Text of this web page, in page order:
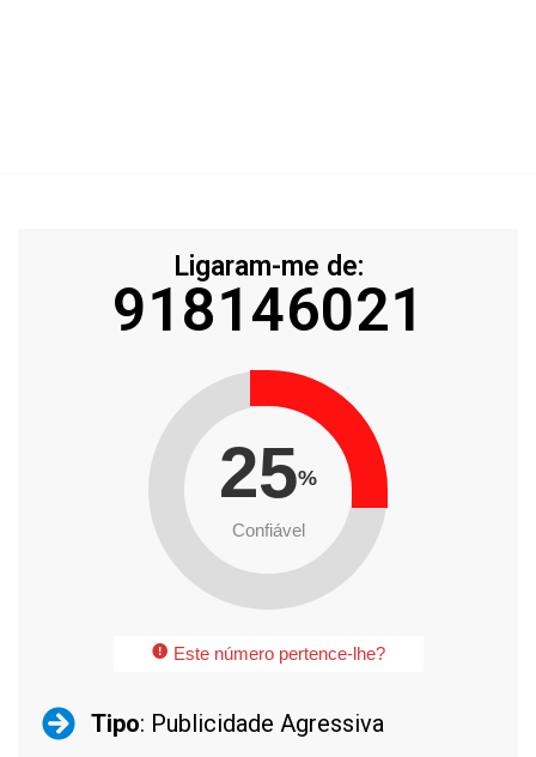
Ligaram-me de:
918146021
25%
Confiável
Este número pertence-lhe?
Tipo: Publicidade Agressiva